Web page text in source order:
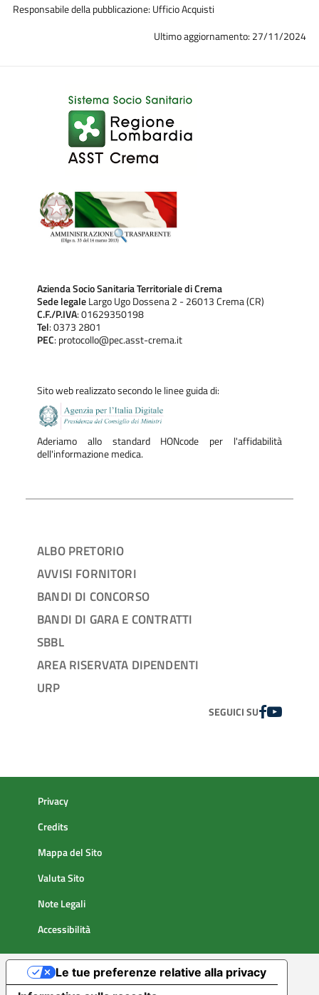
Responsabile della pubblicazione: Ufficio Acquisti
Ultimo aggiornamento: 27/11/2024
Azienda Socio Sanitaria Territoriale di Crema
Sede legaleLargo Ugo Dossena 2 - 26013 Crema (CR)
C.F./P.IVA: 01629350198
Tel: 0373 2801
PEC: protocollo@pec.asst-crema.it
Sito web realizzato secondo le linee guida di:
Aderiamo allo standard HONcode per l'affidabilità
dell'informazione medica.
ALBO PRETORIO
AVVISI FORNITORI
BANDI DI CONCORSO
BANDI DI GARA E CONTRATTI
SBBL
AREA RISERVATA DIPENDENTI
URP
SEGUICI SUFACEBOOK
YOUTUBE
Privacy
Credits
Mappa del Sito
Valuta Sito
Note Legali
Accessibilità
Le tue preferenze relative alla privacy